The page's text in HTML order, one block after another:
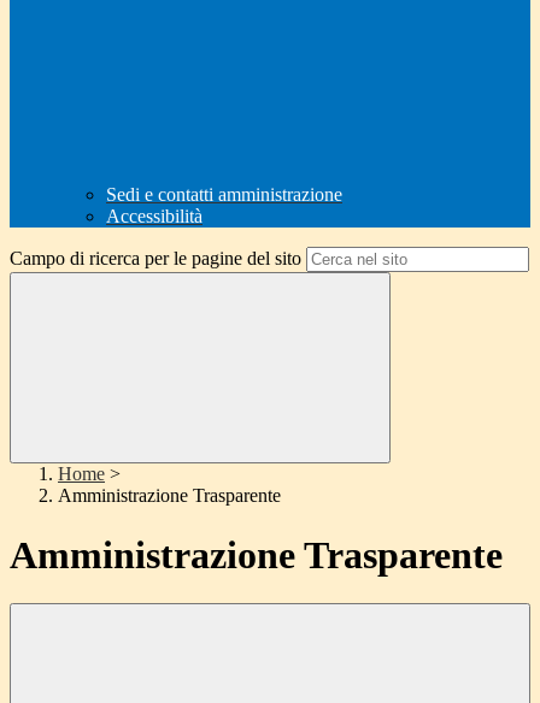
Sedi e contatti amministrazione
Accessibilità
Campo di ricerca per le pagine del sito
Home >
Amministrazione Trasparente
Amministrazione Trasparente